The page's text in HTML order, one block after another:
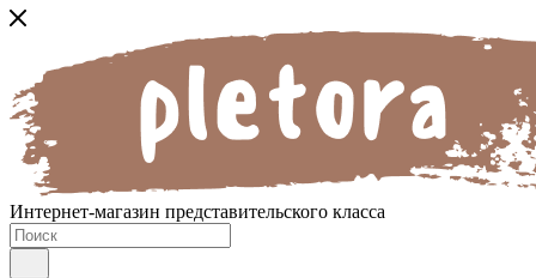
Интернет-магазин представительского класса